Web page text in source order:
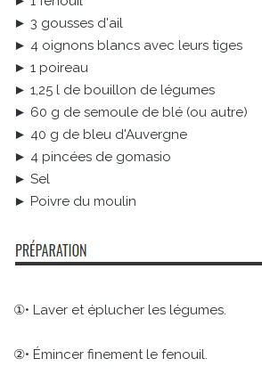
► 3 gousses d'ail
► 4 oignons blancs avec leurs tiges
► 1 poireau
► 1,25 l de bouillon de légumes
► 60 g de semoule de blé (ou autre)
► 40 g de bleu d'Auvergne
► 4 pincées de gomasio
► Sel
► Poivre du moulin
①• Laver et éplucher les légumes.
②• Émincer finement le fenouil.